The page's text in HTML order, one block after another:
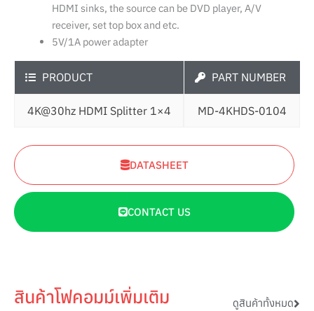
HDMI sinks, the source can be DVD player, A/V
receiver, set top box and etc.
5V/1A power adapter
PRODUCT PART NUMBER
4K@30hz HDMI Splitter 1×4 MD-4KHDS-0104
DATASHEET
CONTACT US
สินค้าโฟคอมม์เพิ่มเติม ดูสินค้าทั้งหมด